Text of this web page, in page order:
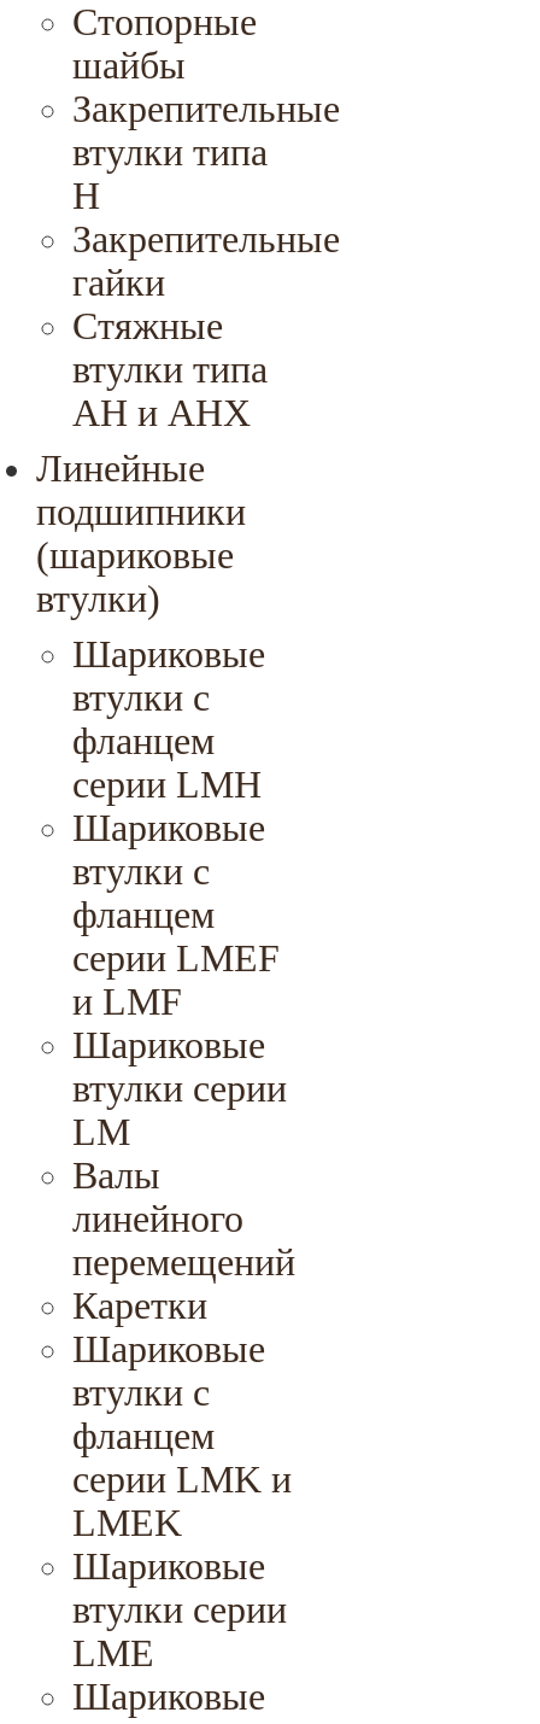
Стопорные
шайбы
Закрепительные
втулки типа
H
Закрепительные
гайки
Стяжные
втулки типа
AH и AHX
Линейные
подшипники
(шариковые
втулки)
Шариковые
втулки с
фланцем
серии LMH
Шариковые
втулки с
фланцем
серии LMEF
и LMF
Шариковые
втулки серии
LM
Валы
линейного
перемещений
Каретки
Шариковые
втулки с
фланцем
серии LMK и
LMEK
Шариковые
втулки серии
LME
Шариковые